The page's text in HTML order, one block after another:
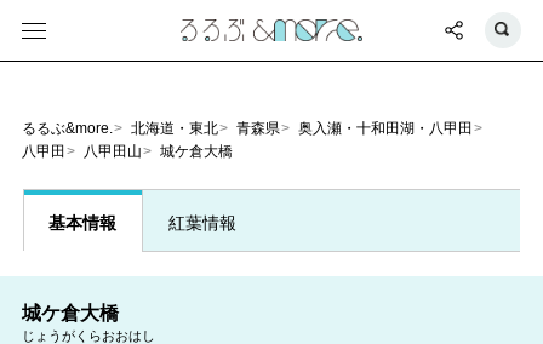
るるぶ&more. 北海道・東北 青森県
奥入瀬・十和田湖・八甲田
八甲田
八甲田山 城ケ倉大橋
基本情報 紅葉情報
城ケ倉大橋
じょうがくらおおはし